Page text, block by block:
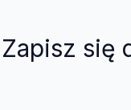
Zapisz się